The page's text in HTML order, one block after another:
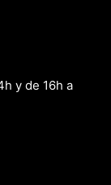
y de 16h a